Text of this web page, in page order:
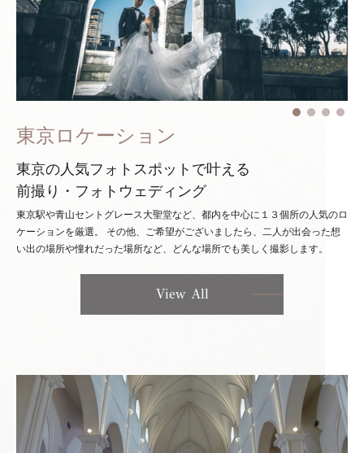
東京ロケーション
東京の人気フォトスポットで叶える
前撮り・フォトウェディング
東京駅や青山セントグレース大聖堂など、都内を中心に１３個所の人気のロ
ケーションを厳選。 その他、ご希望がございましたら、二人が出会った想
い出の場所や憧れだった場所など、どんな場所でも美しく撮影します。
View All